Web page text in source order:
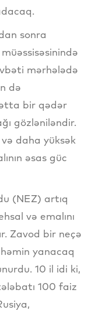
sonra
mərhələdə
də
bir qədər
gözləniləndir.
daha yüksək
əsas güc
(NEZ) artıq
və emalını
Zavod bir neçə
yanacaq
10 il idi ki,
100 faiz